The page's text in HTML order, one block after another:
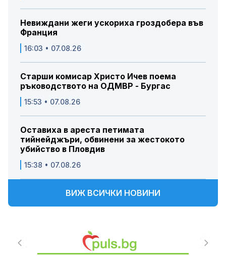
Невиждани жеги ускориха гроздобера във
Франция
16:03 • 07.08.26
Старши комисар Христо Ичев поема
ръководството на ОДМВР - Бургас
15:53 • 07.08.26
Оставиха в ареста петимата
тийнейджъри, обвинени за жестокото
убийство в Пловдив
15:38 • 07.08.26
ВИЖ ВСИЧКИ НОВИНИ